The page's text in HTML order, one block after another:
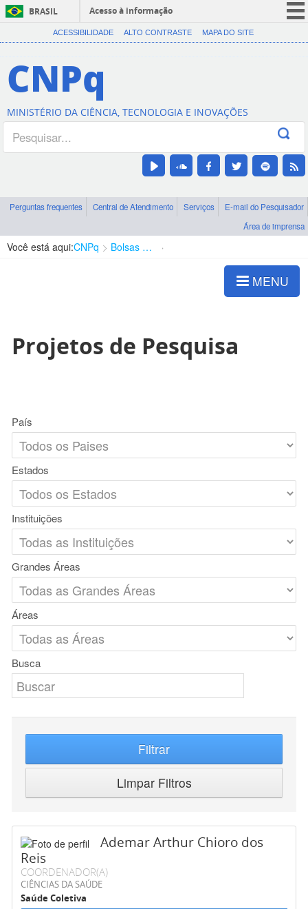
BRASIL
Acesso à informação
CORONAVÍRUS (COVID-19)
Canais
ACESSIBILIDADE ALTO CONTRASTE MAPA DO SITE
CNPq
MINISTÉRIO DA CIÊNCIA, TECNOLOGIA E INOVAÇÕES
Perguntas frequentes Central de Atendimento Serviços
E-mail do Pesquisador
Área de imprensa
Você está aqui:CNPq Bolsas e Auxílios Vigentes
MENU
Projetos de Pesquisa
País
Estados
Instituições
Grandes Áreas
Áreas
Busca
Filtrar
Limpar Filtros
Ademar Arthur Chioro dos
Reis
COORDENADOR(A)
CIÊNCIAS DA SAÚDE
Saúde Coletiva